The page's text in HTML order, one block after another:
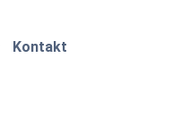
Kontakt